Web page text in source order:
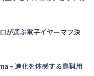
が選ぶ電子イヤーマフ決
– 進化を体感する鳥猟用